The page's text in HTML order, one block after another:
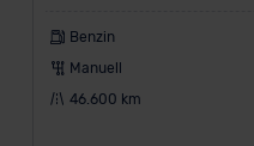
Benzin
Manuell
46.600 km